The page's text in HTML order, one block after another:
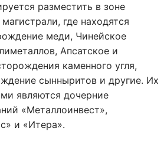
разместить в зоне
где находятся
меди, Чинейское
Апсатское и
каменного угля,
сынныритов и другие. Их
являются дочерние
«Металлоинвест»,
и «Итера».